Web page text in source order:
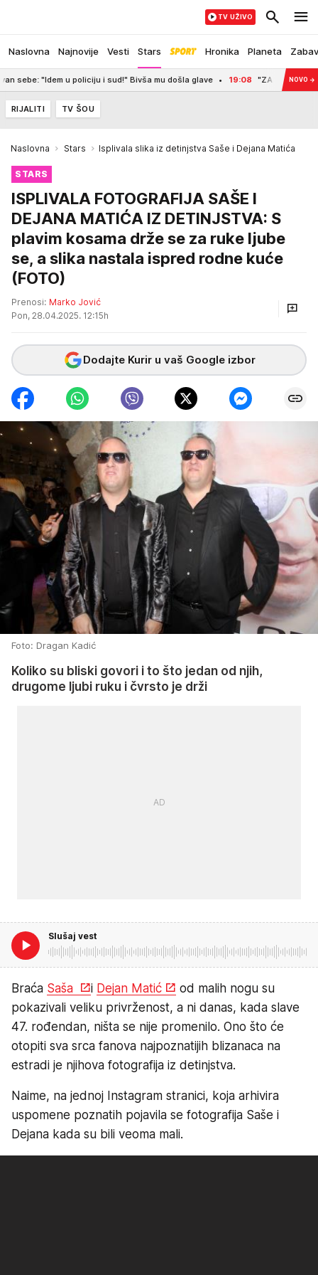
Naslovna Najnovije Vesti Stars Hronika Planeta
TV UŽIVO
"Idem u policiju i sud!" Bivša mu došla glave 19:08 "ZA MENE JE NOVO →
RIJALITI TV ŠOU
Naslovna Stars Isplivala slika iz detinjstva Saše i Dejana Matića
STARS
ISPLIVALA FOTOGRAFIJA SAŠE I
DEJANA MATIĆA IZ DETINJSTVA: S
plavim kosama drže se za ruke ljube
se, a slika nastala ispred rodne kuće
(FOTO)
Prenosi: Marko Jović
Pon, 28.04.2025. 12:15h
Dodajte Kurir u vaš Google izbor
Foto: Dragan Kadić
Koliko su bliski govori i to što jedan od njih,
drugome ljubi ruku i čvrsto je drži
Slušaj vest
Braća Saša i Dejan Matić
od malih nogu su
pokazivali veliku privrženost, a ni danas, kada slave
47. rođendan, ništa se nije promenilo. Ono što će
otopiti sva srca fanova najpoznatijih blizanaca na
estradi je njihova fotografija iz detinjstva.
Naime, na jednoj Instagram stranici, koja arhivira
uspomene poznatih pojavila se fotografija Saše i
Dejana kada su bili veoma mali.